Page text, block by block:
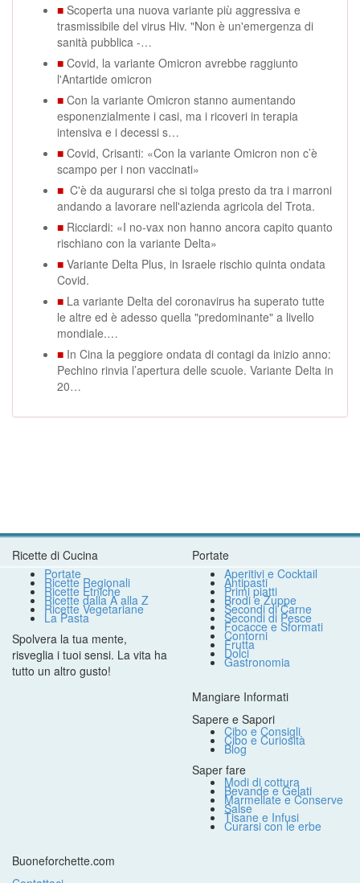
■ Scoperta una nuova variante più aggressiva e
trasmissibile del virus Hiv. "Non è un'emergenza di
sanità pubblica -…
■ Covid, la variante Omicron avrebbe raggiunto
l'Antartide omicron
■ Con la variante Omicron stanno aumentando
esponenzialmente i casi, ma i ricoveri in terapia
intensiva e i decessi s…
■ Covid, Crisanti: «Con la variante Omicron non c’è
scampo per i non vaccinati»
■ C'è da augurarsi che si tolga presto da tra i marroni
andando a lavorare nell'azienda agricola del Trota.
■ Ricciardi: «I no-vax non hanno ancora capito quanto
rischiano con la variante Delta»
■ Variante Delta Plus, in Israele rischio quinta ondata
Covid.
■ La variante Delta del coronavirus ha superato tutte
le altre ed è adesso quella "predominante" a livello
mondiale.…
■ In Cina la peggiore ondata di contagi da inizio anno:
Pechino rinvia l’apertura delle scuole. Variante Delta in
20…
Ricette di Cucina
Portate
Ricette Regionali
Ricette Etniche
Ricette dalla A alla Z
Ricette Vegetariane
La Pasta
Spolvera la tua mente,
risveglia i tuoi sensi. La vita ha
tutto un altro gusto!
Portate
Aperitivi e Cocktail
Antipasti
Primi piatti
Brodi e Zuppe
Secondi di Carne
Secondi di Pesce
Focacce e Sformati
Contorni
Frutta
Dolci
Gastronomia
Mangiare Informati
Sapere e Sapori
Cibo e Consigli
Cibo e Curiosità
Blog
Saper fare
Modi di cottura
Bevande e Gelati
Marmellate e Conserve
Salse
Tisane e Infusi
Curarsi con le erbe
Buoneforchette.com